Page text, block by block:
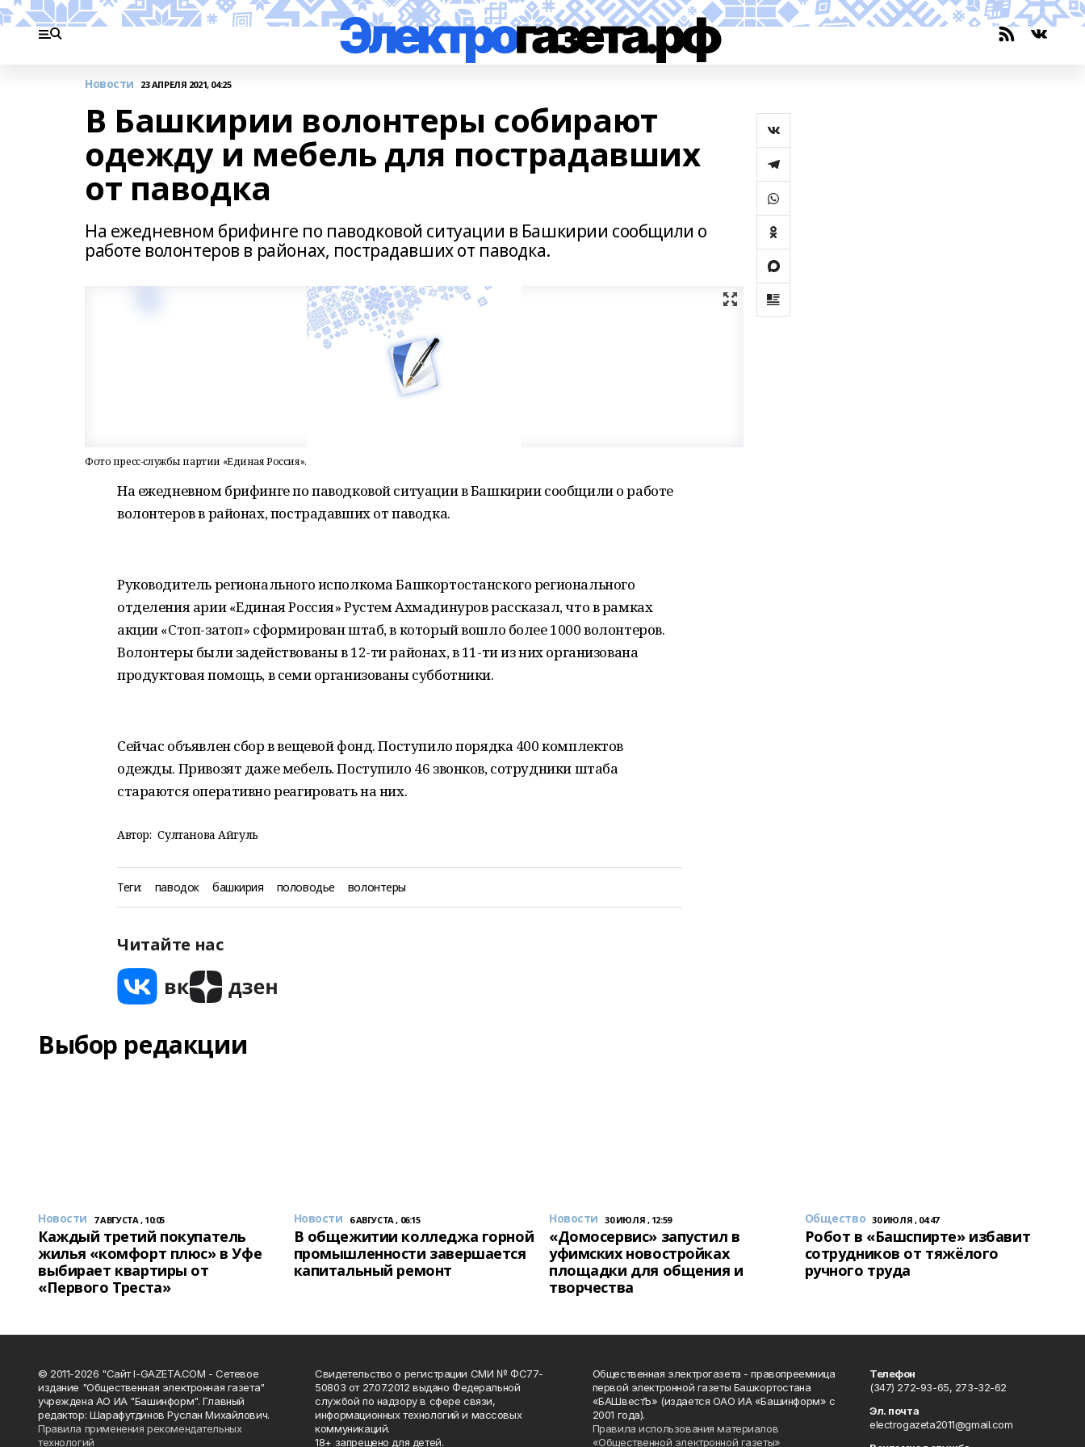
Новости 23 АПРЕЛЯ 2021, 04:25
В Башкирии волонтеры собирают
одежду и мебель для пострадавших
от паводка
На ежедневном брифинге по паводковой ситуации в Башкирии сообщили о
работе волонтеров в районах, пострадавших от паводка.
Фото пресс-службы партии «Единая Россия».
На ежедневном брифинге по паводковой ситуации в Башкирии сообщили о работе
волонтеров в районах, пострадавших от паводка.
Руководитель регионального исполкома Башкортостанского регионального
отделения арии «Единая Россия» Рустем Ахмадинуров рассказал, что в рамках
акции «Стоп-затоп» сформирован штаб, в который вошло более 1000 волонтеров.
Волонтеры были задействованы в 12-ти районах, в 11-ти из них организована
продуктовая помощь, в семи организованы субботники.
Сейчас объявлен сбор в вещевой фонд. Поступило порядка 400 комплектов
одежды. Привозят даже мебель. Поступило 46 звонков, сотрудники штаба
стараются оперативно реагировать на них.
Автор: Султанова Айгуль
Теги: паводок башкирия половодье волонтеры
Читайте нас
Выбор редакции
Новости 7 АВГУСТА , 10:05
Каждый третий покупатель
жилья «комфорт плюс» в Уфе
выбирает квартиры от
«Первого Треста»
Новости 6 АВГУСТА , 06:15
В общежитии колледжа горной
промышленности завершается
капитальный ремонт
Новости 30 ИЮЛЯ , 12:59
«Домосервис» запустил в
уфимских новостройках
площадки для общения и
творчества
Общество 30 ИЮЛЯ , 04:47
Робот в «Башспирте» избавит
сотрудников от тяжёлого
ручного труда
© 2011-2026 "Сайт I-GAZETA.COM - Сетевое
издание "Общественная электронная газета"
учреждена АО ИА "Башинформ". Главный
редактор: Шарафутдинов Руслан Михайлович.
Правила применения рекомендательных
технологий
Свидетельство о регистрации СМИ № ФС77-
50803 от 27.07.2012 выдано Федеральной
службой по надзору в сфере связи,
информационных технологий и массовых
коммуникаций.
18+ запрещено для детей.
Общественная электрогазета - правопреемница
первой электронной газеты Башкортостана
«БАШвестЪ» (издается ОАО ИА «Башинформ» с
2001 года).
Правила использования материалов
«Общественной электронной газеты»
Телефон
(347) 272-93-65, 273-32-62
Эл. почта
electrogazeta2011@gmail.com